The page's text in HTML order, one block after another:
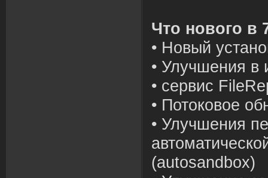
Что нового в
• Новый
• Улучшения в
• сервис
• Потоковое
• Улучшения
(autosandbox)